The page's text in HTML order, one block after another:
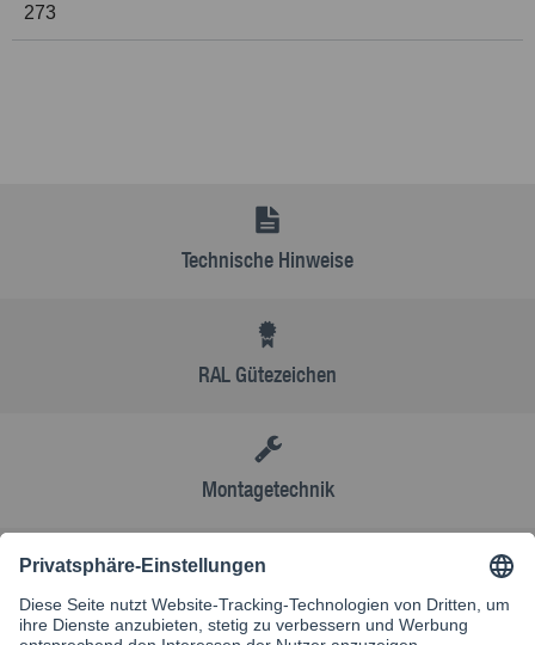
273
Technische Hinweise
RAL Gütezeichen
Montagetechnik
AGB